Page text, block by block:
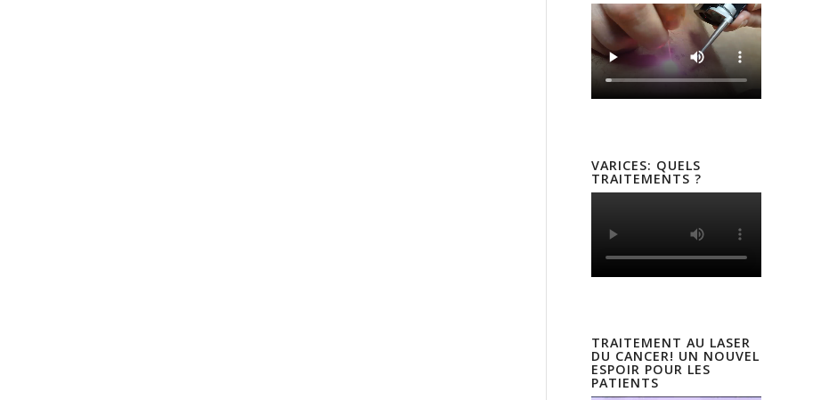
VARICES: QUELS
TRAITEMENTS ?
TRAITEMENT AU LASER
DU CANCER! UN NOUVEL
ESPOIR POUR LES
PATIENTS